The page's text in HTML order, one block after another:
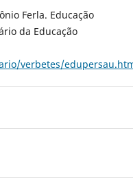
Ferla. Educação
da Educação
verbetes/